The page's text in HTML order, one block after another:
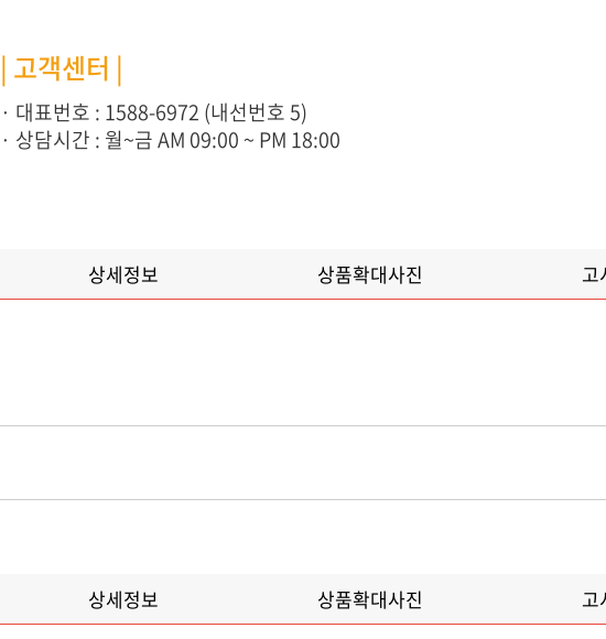
| 고객센터 |
· 대표번호 : 1588-6972 (내선번호 5)
· 상담시간 : 월~금 AM 09:00 ~ PM 18:00
상세정보 상품확대사진 고
상세정보 상품확대사진 고